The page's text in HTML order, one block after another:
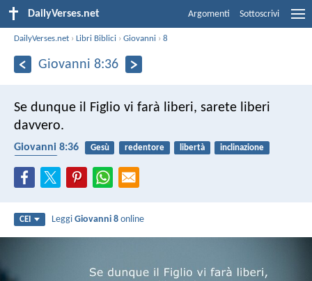
DailyVerses.net Argomenti Sottoscrivi
DailyVerses.net ›Libri Biblici ›Giovanni ›8
Giovanni 8:36
Se dunque il Figlio vi farà liberi, sarete liberi
davvero.
Giovanni 8:36 Gesù redentore libertà
inclinazione
CEI LeggiGiovanni 8 online